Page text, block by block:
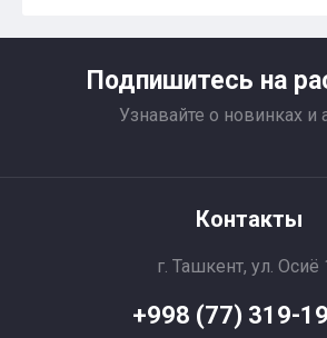
Подпишитесь на
Узнавайте о новинках и
Контакты
г. Ташкент, ул. Осиё
+998 (77) 319-